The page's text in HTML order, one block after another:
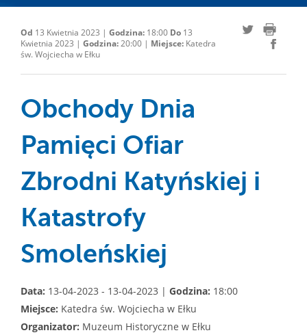
Od 13 Kwietnia 2023 | Godzina: 18:00 Do 13
Kwietnia 2023 | Godzina:20:00 | Miejsce: Katedra
św. Wojciecha w Ełku
Obchody Dnia
Pamięci Ofiar
Zbrodni Katyńskiej i
Katastrofy
Smoleńskiej
Data: 13-04-2023 - 13-04-2023 | Godzina: 18:00
Miejsce: Katedra św. Wojciecha w Ełku
Organizator: Muzeum Historyczne w Ełku